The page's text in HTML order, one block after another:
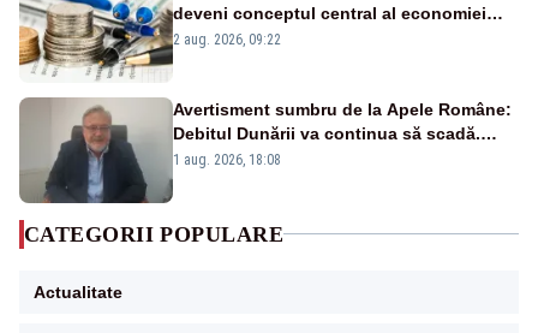
deveni conceptul central al economiei
viitoare?
2 aug. 2026, 09:22
Avertisment sumbru de la Apele Române:
Debitul Dunării va continua să scadă.
Cernavodă s-ar putea închide în 4 zile
1 aug. 2026, 18:08
CATEGORII POPULARE
Actualitate